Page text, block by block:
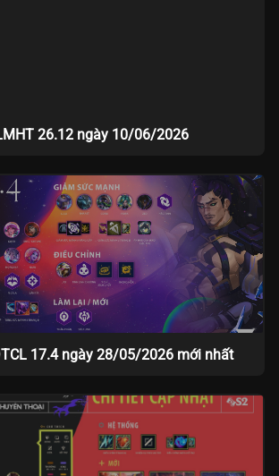
26.12 ngày 10/06/2026
17.4 ngày 28/05/2026 mới nhất